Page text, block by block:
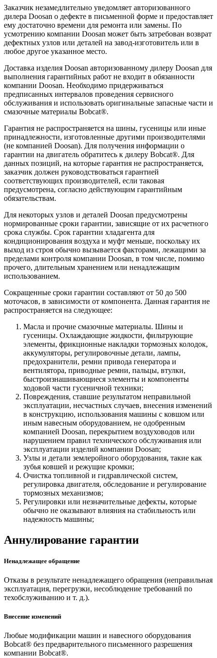
Заказчик незамедлительно уведомляет авторизованного
дилера Doosan о дефекте в письменной форме и предоставляет
ему достаточно времени для ремонта или замены. По
усмотрению компании Doosan может быть затребован возврат
дефектных узлов или деталей на завод-изготовитель или в
любое другое указанное место.
Доставка изделия Doosan авторизованному дилеру Doosan для
выполнения гарантийных работ не входит в обязанности
компании Doosan. Необходимо придерживаться
предписанных интервалов проведения сервисного
обслуживания и использовать оригинальные запасные части и
смазочные материалы Bobcat®.
Гарантия не распространяется на шины, гусеницы или иные
принадлежности, изготовленные другими производителями
(не компанией Doosan). Для получения информации о
гарантии на двигатель обратитесь к дилеру Bobcat®. Для
данных позиций, на которые гарантия не распространяется,
заказчик должен руководствоваться гарантией
соответствующих производителей, если таковая
предусмотрена, согласно действующим гарантийным
обязательствам.
Для некоторых узлов и деталей Doosan предусмотрены
нормированные сроки гарантии, зависящие от их расчетного
срока службы. Срок гарантии хладагента для
кондиционирования воздуха и муфт меньше, поскольку их
выход из строя обычно вызывается факторами, лежащими за
пределами контроля компании Doosan, в том числе, помимо
прочего, длительным хранением или ненадлежащим
использованием.
Сокращенные сроки гарантии составляют от 50 до 500
моточасов, в зависимости от компонента. Данная гарантия не
распространяется на следующее:
Масла и прочие смазочные материалы. Шины и
гусеницы. Охлаждающие жидкости, фильтрующие
элементы, фрикционные накладки тормозных колодок,
аккумуляторы, регулировочные детали, лампы,
предохранители, ремни привода генератора и
вентилятора, приводные ремни, пальцы, втулки,
быстроизнашивающиеся элементы и компоненты
ходовой части гусеничной техники;
Повреждения, ставшие результатом неправильной
эксплуатации, несчастных случаев, внесения изменений
в конструкцию, использования машины с ковшом или
иным навесным оборудованием, не одобренным
компанией Doosan, перекрытием воздуховодов или
нарушением правил технического обслуживания или
эксплуатации изделий компании Doosan;
Узлы и детали землеройного оборудования, такие как
зубья ковшей и режущие кромки;
Очистка топливной и гидравлической систем,
регулировка двигателя, обследование и регулирование
тормозных механизмов;
Регулировки или незначительные дефекты, которые
обычно не оказывают влияния на стабильность или
надежность машины;
Аннулирование гарантии
Ненадлежащее обращение
Отказы в результате ненадлежащего обращения (неправильная
эксплуатация, перегрузки, несоблюдение требований по
техобслуживанию и т. д.).
Внесение изменений
Любые модификации машин и навесного оборудования
Bobcat® без предварительного письменного разрешения
компании Bobcat®.